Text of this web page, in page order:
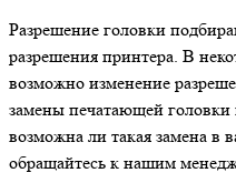
Разрешение головки
разрешения принтера. В
возможно изменение
замены печатающей головки
возможна ли такая замена в
обращайтесь к нашим